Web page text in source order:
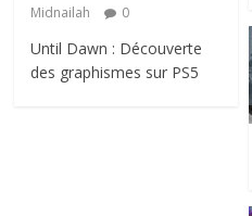
Midnailah
0
Until Dawn : Découverte
des graphismes sur PS5